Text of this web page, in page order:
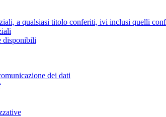
a qualsiasi titolo conferiti, ivi inclusi quelli
disponibili
dei dati